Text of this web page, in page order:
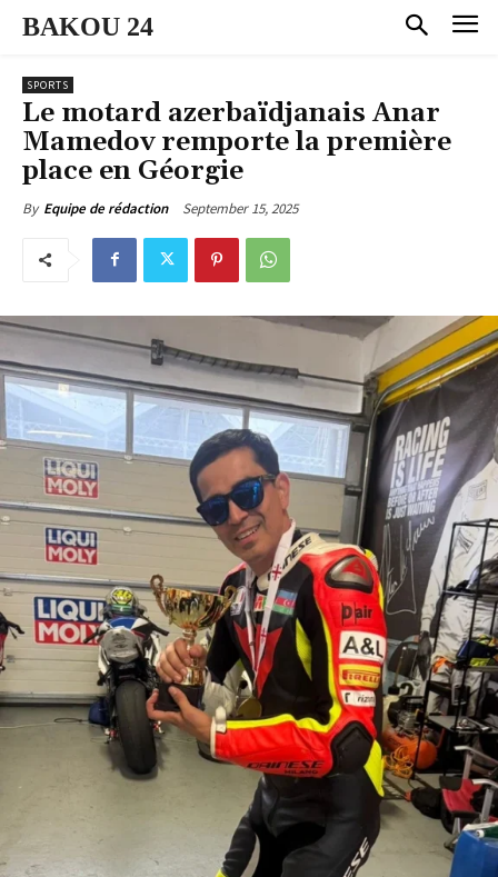
BAKOU 24
SPORTS
Le motard azerbaïdjanais Anar
Mamedov remporte la première
place en Géorgie
By Equipe de rédaction September 15, 2025